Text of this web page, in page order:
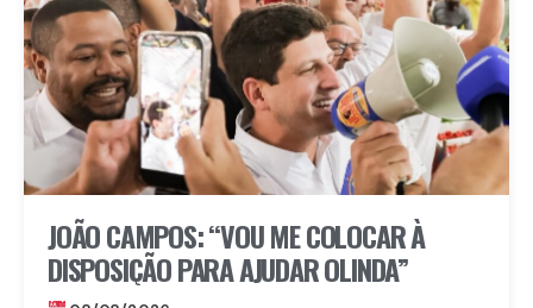
JOÃO CAMPOS: “VOU ME COLOCAR À
DISPOSIÇÃO PARA AJUDAR OLINDA”